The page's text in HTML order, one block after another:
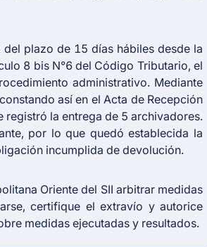
plazo de 15 días hábiles desde la
8 bis N°6 del Código Tributario, el
administrativo. Mediante
así en el Acta de Recepción
la entrega de 5 archivadores.
por lo que quedó establecida la
incumplida de devolución.
Oriente del SII arbitrar medidas
certifique el extravío y autorice
medidas ejecutadas y resultados.